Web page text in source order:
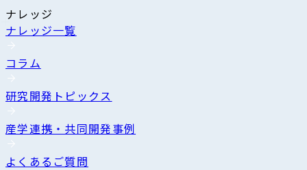
ナレッジ
ナレッジ一覧
コラム
研究開発トピックス
産学連携・共同開発事例
よくあるご質問